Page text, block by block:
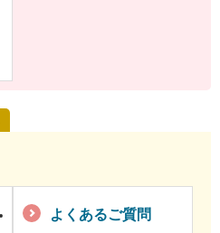
よくあるご質問